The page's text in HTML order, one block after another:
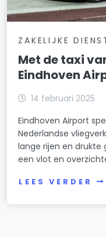
ZAKELIJKE
Met de taxi
Eindhoven
14 februari 2025
Eindhoven Airport
Nederlandse
lange rijen en drukte
een vlot en
LEES VERDER